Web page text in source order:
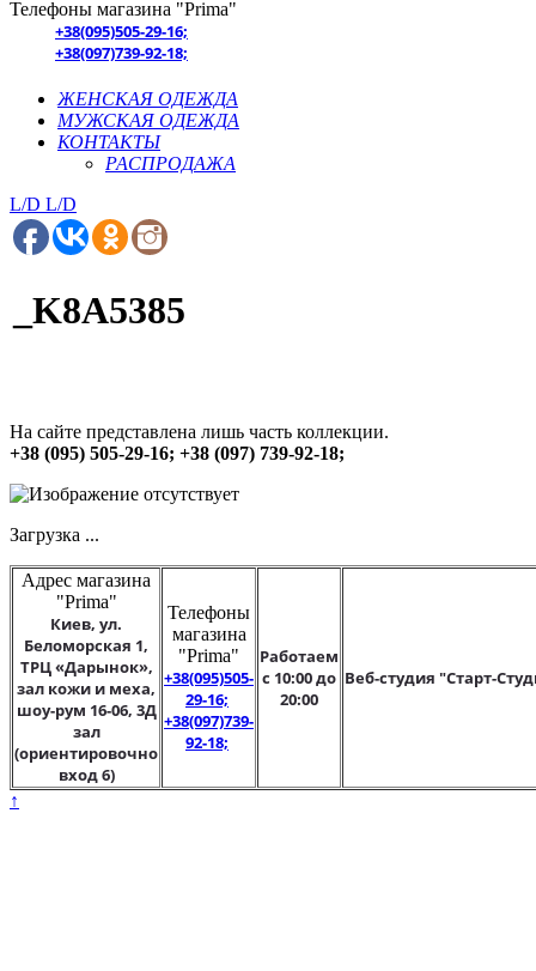
Телефоны магазина "Prima"
+38(095)505-29-16;
+38(097)739-92-18;
ЖЕНСКАЯ ОДЕЖДА
МУЖСКАЯ ОДЕЖДА
КОНТАКТЫ
РАСПРОДАЖА
L/D L/D
_K8A5385
На сайте представлена лишь часть коллекции.
+38 (095) 505-29-16; +38 (097) 739-92-18;
Загрузка ...
Адрес магазина
"Prima"
Киев, ул.
Беломорская 1,
ТРЦ «Дарынок»,
зал кожи и меха,
шоу-рум 16-06, 3Д
зал
(ориентировочно
вход 6)
Телефоны
магазина
"Prima"
+38(095)505-
29-16;
+38(097)739-
92-18;
Работаем
с 10:00 до
20:00
Веб-студия "Старт-
↑